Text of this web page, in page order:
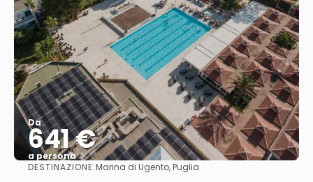
Da
641 €
a persona
Vedere
DESTINAZIONE:Marina di Ugento, Puglia